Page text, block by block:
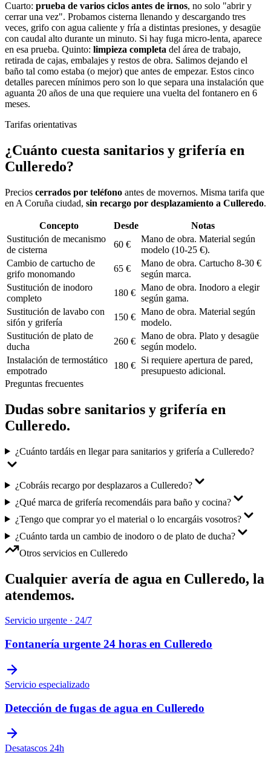
Cuarto: prueba de varios ciclos antes de irnos, no solo "abrir y
cerrar una vez". Probamos cisterna llenando y descargando tres
veces, grifo con agua caliente y fría a distintas presiones, y desagüe
con caudal alto durante un minuto. Si hay fuga micro-lenta, aparece
en esa prueba. Quinto: limpieza completa del área de trabajo,
retirada de cajas, embalajes y restos de obra. Salimos dejando el
baño tal como estaba (o mejor) que antes de empezar. Estos cinco
detalles parecen mínimos pero son lo que separa una instalación que
aguanta 20 años de una que requiere una vuelta del fontanero en 6
meses.
Tarifas orientativas
¿Cuánto cuesta sanitarios y grifería en
Culleredo?
Precios cerrados por teléfono antes de movernos. Misma tarifa que
en A Coruña ciudad, sin recargo por desplazamiento a Culleredo.
Concepto Desde
Notas
Sustitución de mecanismo
de cisterna
60 €
Mano de obra. Material según
modelo (10-25 €).
Cambio de cartucho de
grifo monomando
65 €
Mano de obra. Cartucho 8-30 €
según marca.
Sustitución de inodoro
completo
180 €
Mano de obra. Inodoro a elegir
según gama.
Sustitución de lavabo con
sifón y grifería
150 €
Mano de obra. Material según
modelo.
Sustitución de plato de
ducha
260 €
Mano de obra. Plato y desagüe
según modelo.
Instalación de termostático
empotrado
180 €
Si requiere apertura de pared,
presupuesto adicional.
Preguntas frecuentes
Dudas sobre sanitarios y grifería en
Culleredo.
¿Cuánto tardáis en llegar para sanitarios y grifería a Culleredo?
¿Cobráis recargo por desplazaros a Culleredo?
¿Qué marca de grifería recomendáis para baño y cocina?
¿Tengo que comprar yo el material o lo encargáis vosotros?
¿Cuánto tarda un cambio de inodoro o de plato de ducha?
Otros servicios en Culleredo
Cualquier avería de agua en Culleredo, la
atendemos.
Servicio urgente · 24/7
Fontanería urgente 24 horas en Culleredo
Servicio especializado
Detección de fugas de agua en Culleredo
Desatascos 24h